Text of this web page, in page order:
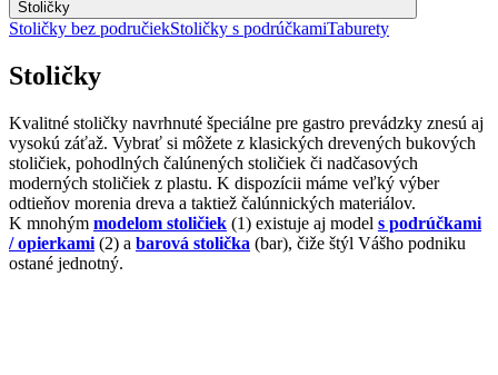
Stoličky
Stoličky bez područiekStoličky s podrúčkamiTaburety
Stoličky
Kvalitné stoličky navrhnuté špeciálne pre gastro prevádzky znesú aj
vysokú záťaž. Vybrať si môžete z klasických drevených bukových
stoličiek, pohodlných čalúnených stoličiek či nadčasových
moderných stoličiek z plastu. K dispozícii máme veľký výber
odtieňov morenia dreva a taktiež čalúnnických materiálov.
K mnohým modelom stoličiek (1) existuje aj model s podrúčkami
/ opierkami (2) a barová stolička (bar), čiže štýl Vášho podniku
ostané jednotný.